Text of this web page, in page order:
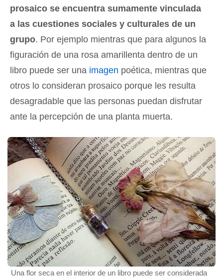
prosaico se encuentra sumamente vinculada
a las cuestiones sociales y culturales de un
grupo. Por ejemplo mientras que para algunos la
figuración de una rosa amarillenta dentro de un
libro puede ser una imagen poética, mientras que
otros lo consideran prosaico porque les resulta
desagradable que las personas puedan disfrutar
ante la percepción de una planta muerta.
Una flor seca en el interior de un libro puede ser considerada